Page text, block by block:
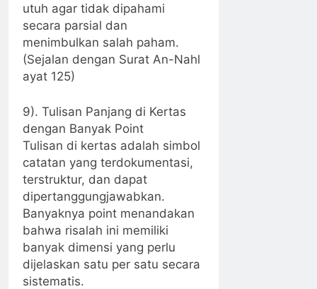
utuh agar tidak dipahami
secara parsial dan
menimbulkan salah paham.
(Sejalan dengan Surat An-Nahl
ayat 125)
9). Tulisan Panjang di Kertas
dengan Banyak Point
Tulisan di kertas adalah simbol
catatan yang terdokumentasi,
terstruktur, dan dapat
dipertanggungjawabkan.
Banyaknya point menandakan
bahwa risalah ini memiliki
banyak dimensi yang perlu
dijelaskan satu per satu secara
sistematis.